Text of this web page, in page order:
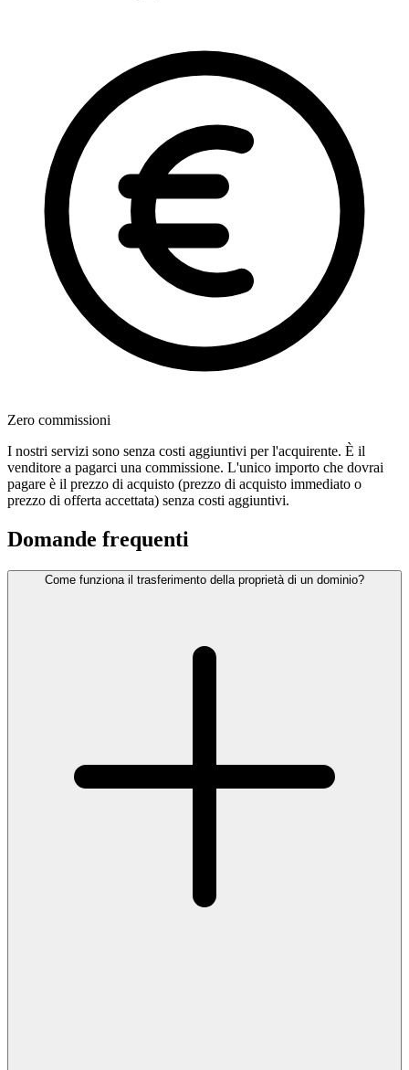
Zero commissioni
I nostri servizi sono senza costi aggiuntivi per l'acquirente. È il
venditore a pagarci una commissione. L'unico importo che dovrai
pagare è il prezzo di acquisto (prezzo di acquisto immediato o
prezzo di offerta accettata) senza costi aggiuntivi.
Domande frequenti
Come funziona il trasferimento della proprietà di un dominio?